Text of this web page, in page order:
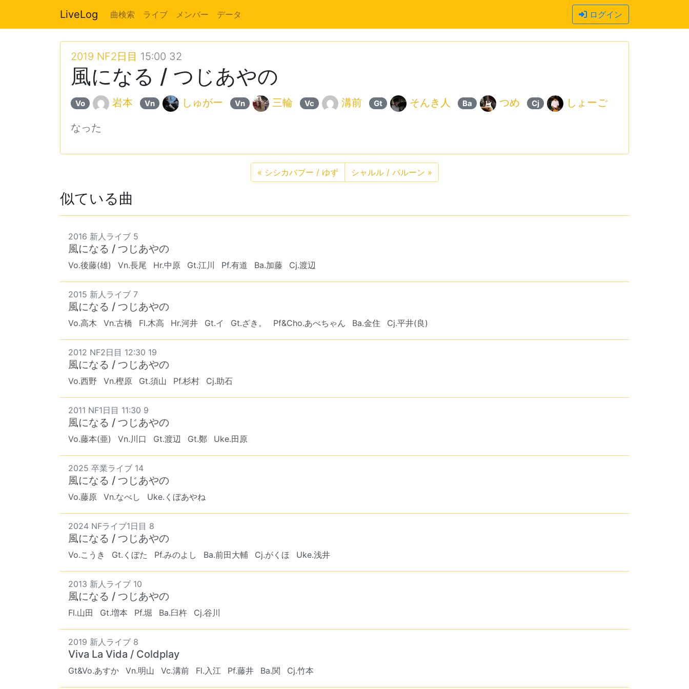
LiveLog 曲検索 ライブ メンバー データ ログイン
2019 NF2日目 15:00 32
風になる / つじあやの
Vo 岩本 Vn しゅがー Vn 三輪 Vc 溝前 Gt そんき人 Ba つめ Cj しょーご
なった
« シシカバブー / ゆず シャルル / バルーン »
似ている曲
2016 新人ライブ 5
風になる / つじあやの
Vo.後藤(雄) Vn.長尾 Hr.中原 Gt.江川 Pf.有道 Ba.加藤 Cj.渡辺
2015 新人ライブ 7
風になる / つじあやの
Vo.高木 Vn.古橋 Fl.木高 Hr.河井 Gt.イ Gt.ざき。 Pf&Cho.あべちゃん Ba.金住 Cj.平井(良)
2012 NF2日目 12:30 19
風になる / つじあやの
Vo.西野 Vn.樫原 Gt.須山 Pf.杉村 Cj.助石
2011 NF1日目 11:30 9
風になる / つじあやの
Vo.藤本(亜) Vn.川口 Gt.渡辺 Gt.鄭 Uke.田原
2025 卒業ライブ 14
風になる / つじあやの
Vo.藤原 Vn.なべし Uke.くぼあやね
2024 NFライブ1日目 8
風になる / つじあやの
Vo.こうき Gt.くぼた Pf.みのよし Ba.前田大輔 Cj.がくほ Uke.浅井
2013 新人ライブ 10
風になる / つじあやの
Fl.山田 Gt.増本 Pf.堀 Ba.臼杵 Cj.谷川
2019 新人ライブ 8
Viva La Vida / Coldplay
Gt&Vo.あすか Vn.明山 Vc.溝前 Fl.入江 Pf.藤井 Ba.関 Cj.竹本